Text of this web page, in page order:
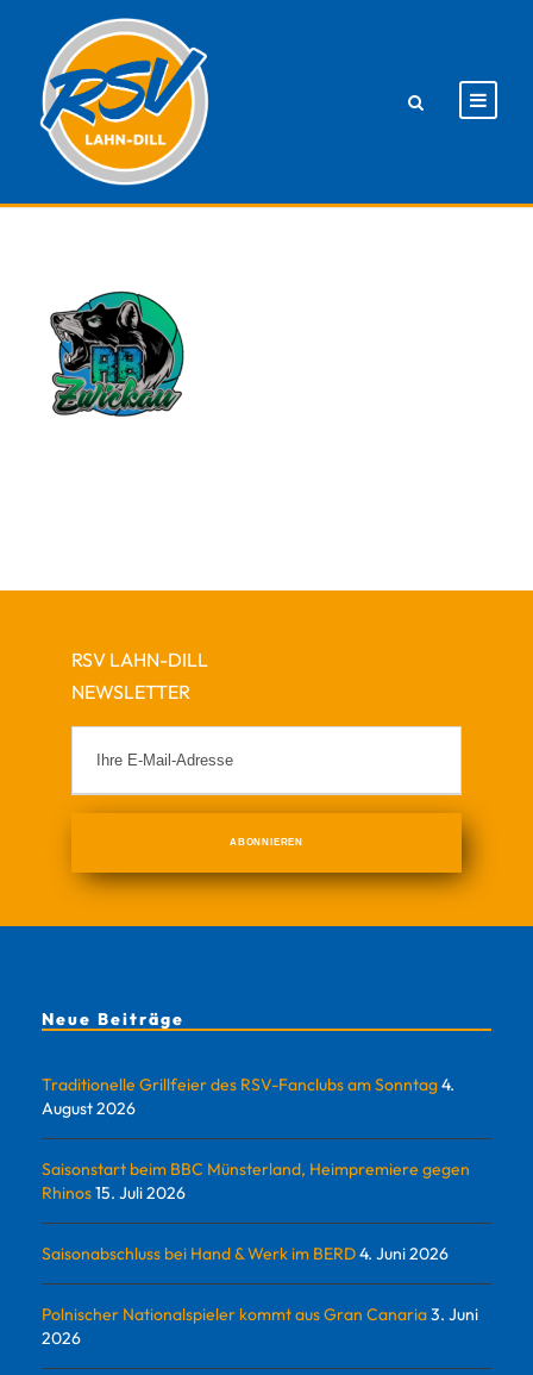
RSV LAHN-DILL
NEWSLETTER
Neue Beiträge
Traditionelle Grillfeier des RSV-Fanclubs am Sonntag4.
August 2026
Saisonstart beim BBC Münsterland, Heimpremiere gegen
Rhinos15. Juli 2026
Saisonabschluss bei Hand & Werk im BERD4. Juni 2026
Polnischer Nationalspieler kommt aus Gran Canaria3. Juni
2026